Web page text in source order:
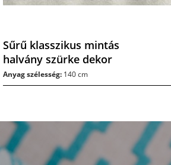
Sűrű klasszikus mintás
halvány szürke dekor
Anyag szélesség: 140 cm